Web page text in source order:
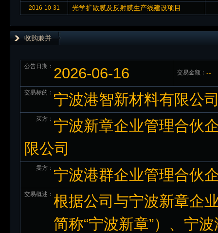
2016-10-31 光学扩散膜及反射膜生产线建设项目
收购兼并
公告日期： 2026-06-16 交易金额： --
交易标的： 宁波港智新材料有限公
买方： 宁波新章企业管理合伙
限公司
卖方： 宁波港群企业管理合伙
交易概述： 根据公司与宁波新章企
简称“宁波新章”）、宁